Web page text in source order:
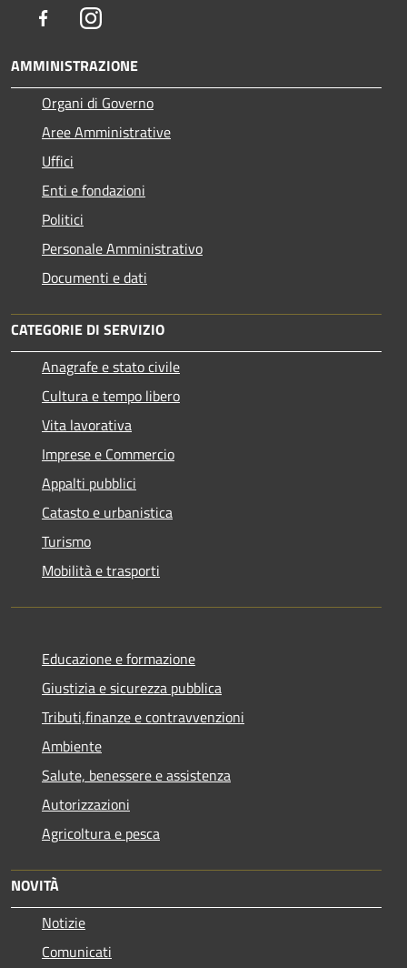
FacebookInstagram
AMMINISTRAZIONE
Organi di Governo
Aree Amministrative
Uffici
Enti e fondazioni
Politici
Personale Amministrativo
Documenti e dati
CATEGORIE DI SERVIZIO
Anagrafe e stato civile
Cultura e tempo libero
Vita lavorativa
Imprese e Commercio
Appalti pubblici
Catasto e urbanistica
Turismo
Mobilità e trasporti
Educazione e formazione
Giustizia e sicurezza pubblica
Tributi,finanze e contravvenzioni
Ambiente
Salute, benessere e assistenza
Autorizzazioni
Agricoltura e pesca
NOVITÀ
Notizie
Comunicati